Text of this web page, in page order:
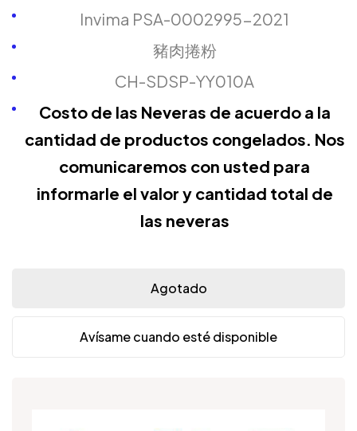
Invima PSA-0002995-2021
豬肉捲粉
CH-SDSP-YY010A
Costo de las Neveras de acuerdo a la
cantidad de productos congelados. Nos
comunicaremos con usted para
informarle el valor y cantidad total de
las neveras
Agotado
Avísame cuando esté disponible